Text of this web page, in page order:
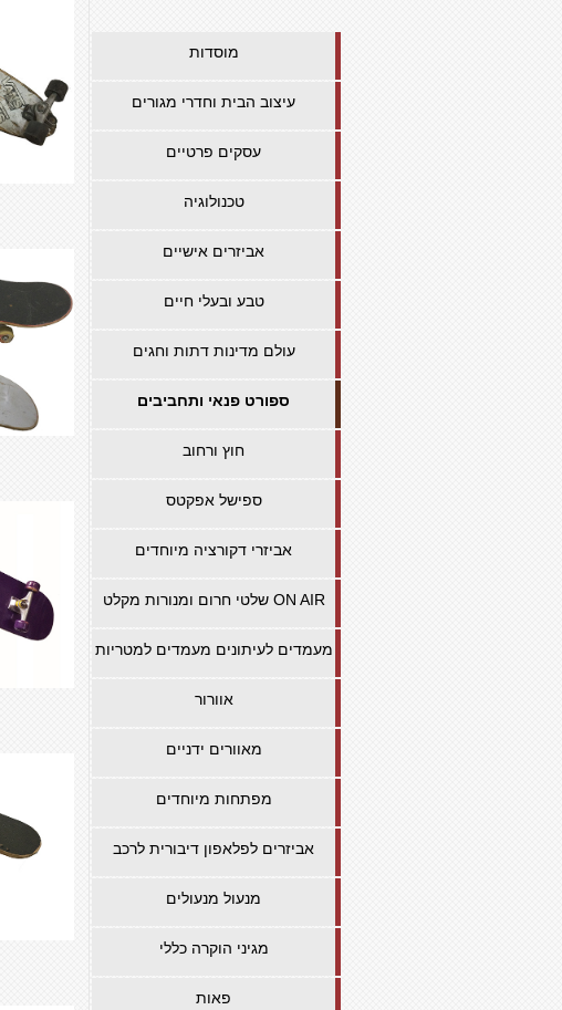
מוסדות
עיצוב הבית וחדרי מגורים
עסקים פרטיים
טכנולוגיה
אביזרים אישיים
טבע ובעלי חיים
עולם מדינות דתות וחגים
ספורט פנאי ותחביבים
חוץ ורחוב
ספישל אפקטס
אביזרי דקורציה מיוחדים
שלטי חרום ומנורות מקלט ON AIR
מעמדים לעיתונים מעמדים למטריות
אוורור
מאוורים ידניים
מפתחות מיוחדים
אביזרים לפלאפון דיבורית לרכב
מנעול מנעולים
מגיני הוקרה כללי
פאות